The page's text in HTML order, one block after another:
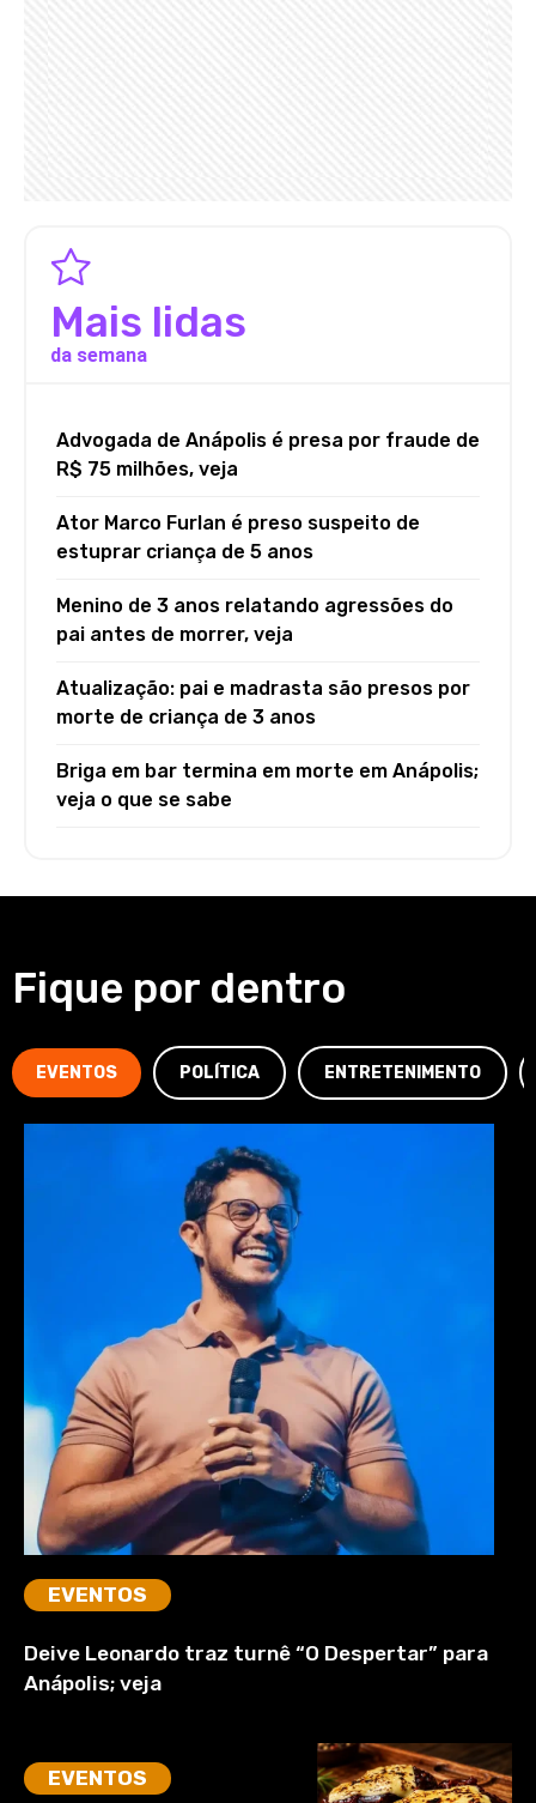
Mais lidas
da semana
Advogada de Anápolis é presa por fraude de
R$ 75 milhões, veja
Ator Marco Furlan é preso suspeito de
estuprar criança de 5 anos
Menino de 3 anos relatando agressões do
pai antes de morrer, veja
Atualização: pai e madrasta são presos por
morte de criança de 3 anos
Briga em bar termina em morte em Anápolis;
veja o que se sabe
Fique por dentro
EVENTOS POLÍTICA ENTRETENIMENTO
EVENTOS
Deive Leonardo traz turnê “O Despertar” para
Anápolis; veja
EVENTOS